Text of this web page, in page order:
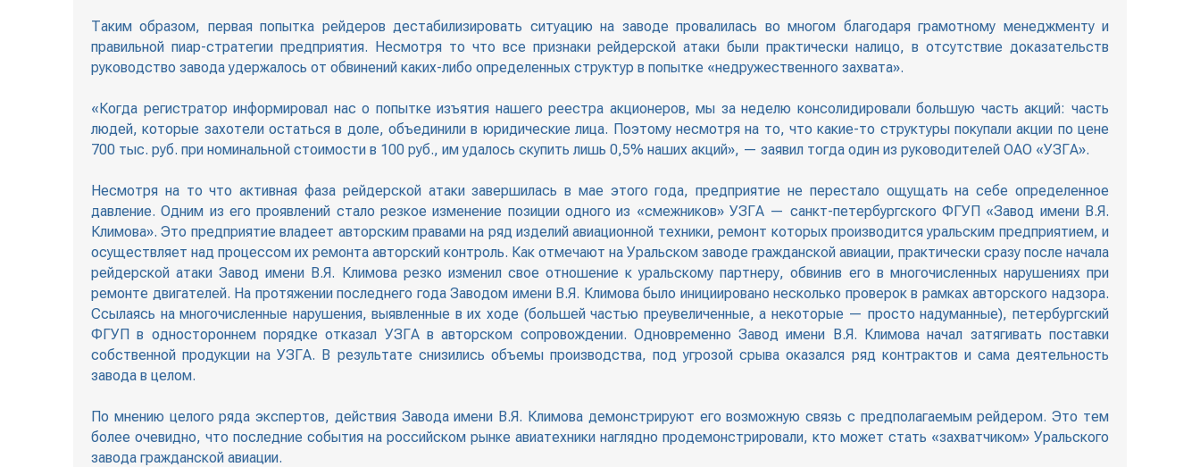
Таким образом, первая попытка рейдеров дестабилизировать ситуацию на заводе провалилась во многом благодаря грамотному менеджменту и
правильной пиар-стратегии предприятия. Несмотря то что все признаки рейдерской атаки были практически налицо, в отсутствие доказательств
руководство завода удержалось от обвинений каких-либо определенных структур в попытке «недружественного захвата».
«Когда регистратор информировал нас о попытке изъятия нашего реестра акционеров, мы за неделю консолидировали большую часть акций: часть
людей, которые захотели остаться в доле, объединили в юридические лица. Поэтому несмотря на то, что какие-то структуры покупали акции по цене
700 тыс. руб. при номинальной стоимости в 100 руб., им удалось скупить лишь 0,5% наших акций», — заявил тогда один из руководителей ОАО «УЗГА».
Несмотря на то что активная фаза рейдерской атаки завершилась в мае этого года, предприятие не перестало ощущать на себе определенное
давление. Одним из его проявлений стало резкое изменение позиции одного из «смежников» УЗГА — санкт-петербургского ФГУП «Завод имени В.Я.
Климова». Это предприятие владеет авторским правами на ряд изделий авиационной техники, ремонт которых производится уральским предприятием, и
осуществляет над процессом их ремонта авторский контроль. Как отмечают на Уральском заводе гражданской авиации, практически сразу после начала
рейдерской атаки Завод имени В.Я. Климова резко изменил свое отношение к уральскому партнеру, обвинив его в многочисленных нарушениях при
ремонте двигателей. На протяжении последнего года Заводом имени В.Я. Климова было инициировано несколько проверок в рамках авторского надзора.
Ссылаясь на многочисленные нарушения, выявленные в их ходе (большей частью преувеличенные, а некоторые — просто надуманные), петербургский
ФГУП в одностороннем порядке отказал УЗГА в авторском сопровождении. Одновременно Завод имени В.Я. Климова начал затягивать поставки
собственной продукции на УЗГА. В результате снизились объемы производства, под угрозой срыва оказался ряд контрактов и сама деятельность
завода в целом.
По мнению целого ряда экспертов, действия Завода имени В.Я. Климова демонстрируют его возможную связь с предполагаемым рейдером. Это тем
более очевидно, что последние события на российском рынке авиатехники наглядно продемонстрировали, кто может стать «захватчиком» Уральского
завода гражданской авиации.